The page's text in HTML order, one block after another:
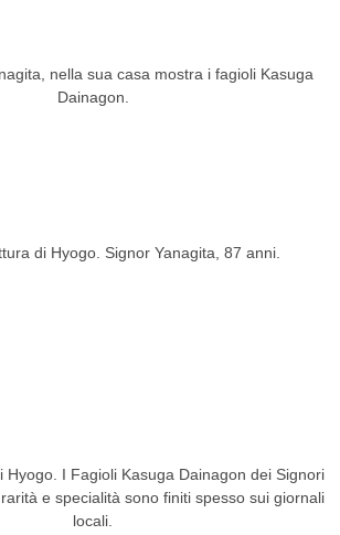
nella sua casa mostra i fagioli Kasuga
Dainagon.
di Hyogo. Signor Yanagita, 87 anni.
Hyogo. I Fagioli Kasuga Dainagon dei Signori
e specialità sono finiti spesso sui giornali
locali.